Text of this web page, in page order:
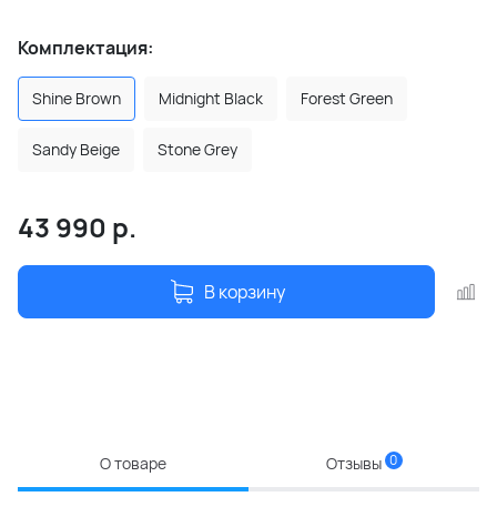
Комплектация:
Shine Brown Midnight Black Forest Green
Sandy Beige Stone Grey
43 990 р.
В корзину
О товаре Отзывы 0